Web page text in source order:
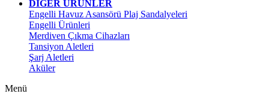
DİĞER ÜRÜNLER
Engelli Havuz Asansörü Plaj Sandalyeleri
Engelli Ürünleri
Merdiven Çıkma Cihazları
Tansiyon Aletleri
Şarj Aletleri
Aküler
Menü